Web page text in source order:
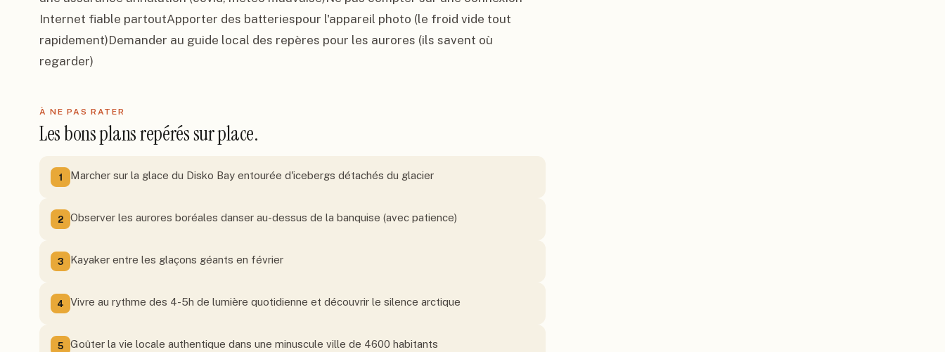
Internet fiable partoutApporter des batteriespour l'appareil photo (le froid vide tout
rapidement)Demander au guide local des repères pour les aurores (ils savent où
regarder)
À NE PAS RATER
Les bons plans repérés sur place.
1 Marcher sur la glace du Disko Bay entourée d'icebergs détachés du glacier
2 Observer les aurores boréales danser au-dessus de la banquise (avec patience)
3 Kayaker entre les glaçons géants en février
4 Vivre au rythme des 4-5h de lumière quotidienne et découvrir le silence arctique
5 Goûter la vie locale authentique dans une minuscule ville de 4600 habitants